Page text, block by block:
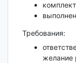
Требования:
желание